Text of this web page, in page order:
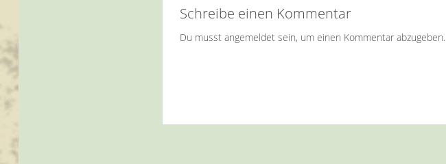
Schreibe einen Kommentar
Du musst angemeldet sein, um einen Kommentar abzugeben.